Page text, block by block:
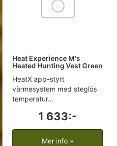
Heat Experience M's
Heated Hunting Vest Green
HeatX app-styrt
värmesystem med steglös
temperatur...
1 633:-
Mer info »